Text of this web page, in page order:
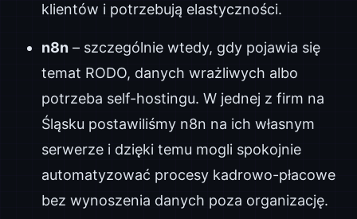
klientów i potrzebują elastyczności.
n8n – szczególnie wtedy, gdy pojawia się
temat RODO, danych wrażliwych albo
potrzeba self-hostingu. W jednej z firm na
Śląsku postawiliśmy n8n na ich własnym
serwerze i dzięki temu mogli spokojnie
automatyzować procesy kadrowo-płacowe
bez wynoszenia danych poza organizację.